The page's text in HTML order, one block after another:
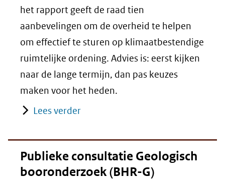
het rapport geeft de raad tien
aanbevelingen om de overheid te helpen
om effectief te sturen op klimaatbestendige
ruimtelijke ordening. Advies is: eerst kijken
naar de lange termijn, dan pas keuzes
maken voor het heden.
Lees verder
Publieke consultatie Geologisch
booronderzoek (BHR-G)